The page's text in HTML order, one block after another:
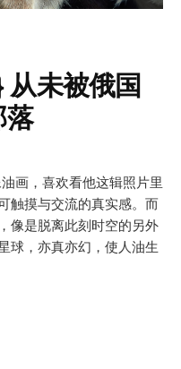
未被俄国
落
画，喜欢看他这辑照片里
触摸与交流的真实感。而
像是脱离此刻时空的另外
球，亦真亦幻，使人油生